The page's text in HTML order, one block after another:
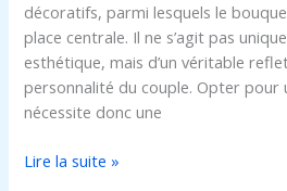
décoratifs, parmi lesquels le
place centrale. Il ne s’agit pas
esthétique, mais d’un véritable
personnalité du couple. Opter pour
nécessite donc une
Lire la suite »